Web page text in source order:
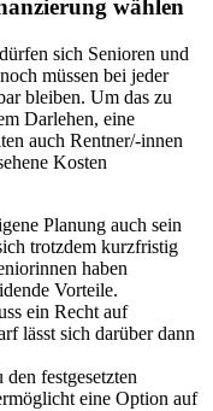
wählen
sich Senioren und
müssen bei jeder
bleiben. Um das zu
Darlehen, eine
auch Rentner/-innen
Kosten
Planung auch sein
trotzdem kurzfristig
haben
Vorteile.
ein Recht auf
lässt sich darüber dann
festgesetzten
eine Option auf